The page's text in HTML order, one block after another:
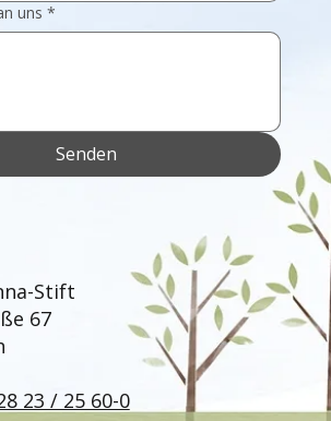
Stift
67
23 / 25 60-0
uns *
Senden